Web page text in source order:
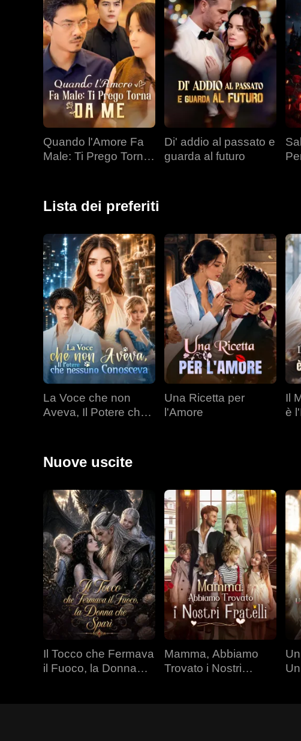
Quando l'Amore Fa
Male: Ti Prego Torna
Di' addio al passato e
guarda al futuro
Lista dei preferiti
La Voce che non
Aveva, Il Potere che
Una Ricetta per
l'Amore
Il
è
Nuove uscite
Il Tocco che Fermava
il Fuoco, la Donna
Mamma, Abbiamo
Trovato i Nostri